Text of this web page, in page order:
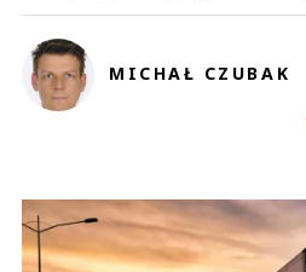
MICHAŁ CZUBAK